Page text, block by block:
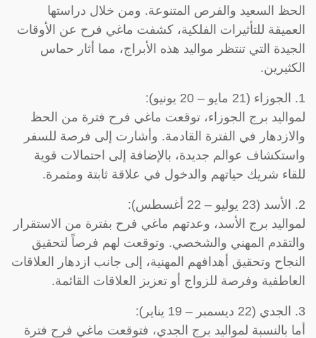
الحظ السعيد والفرص المتنوعة. ومن خلال دراستها
العميقة للتأثيرات الفلكية، كشفت ماغي فرح عن الأوقات
الجيدة التي تنتظر مواليد هذه الأبراج، مما أثار حماس
الكثيرين.
1. الجوزاء (21 مايو – 20 يونيو):
لمواليد برج الجوزاء، توقعت ماغي فرح فترة من الحظ
والازدهار في الفترة القادمة. وأشارت إلى فرصة للسفر
واستكشاف عوالم جديدة، بالإضافة إلى احتمالات قوية
للقاء شريك حياتهم والدخول في علاقة ثابتة ومثمرة.
2. الأسد (23 يوليو – 22 أغسطس):
لمواليد برج الأسد، وعدتهم ماغي فرح بفترة من الاستقرار
والتقدم المهني والشخصي. وتوقعت لهم فرصاً لتحقيق
النجاح وتحقيق أهدافهم المهنية، إلى جانب ازدهار العلاقات
العاطفية وفرصة للزواج أو تعزيز العلاقات القائمة.
3. الجدي (22 ديسمبر – 19 يناير):
أما بالنسبة لمواليد برج الجدي، فتوقعت ماغي فرح فترة